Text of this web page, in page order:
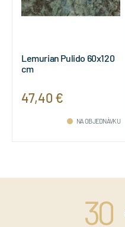
Lemurian Pulido 60x120
cm
47,40 €
NA OBJEDNÁVKU